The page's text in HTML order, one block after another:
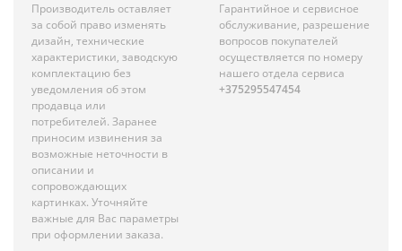
Производитель оставляет
за собой право изменять
дизайн, технические
характеристики, заводскую
комплектацию без
уведомления об этом
продавца или
потребителей. Заранее
приносим извинения за
возможные неточности в
описании и
сопровождающих
картинках. Уточняйте
важные для Вас параметры
при оформлении заказа.
Гарантийное и сервисное
обслуживание, разрешение
вопросов покупателей
осуществляется по номеру
нашего отдела сервиса
+375295547454